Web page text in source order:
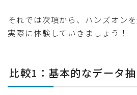
それでは次項から、ハンズオン
実際に体験していきましょう！
比較1：基本的なデータ